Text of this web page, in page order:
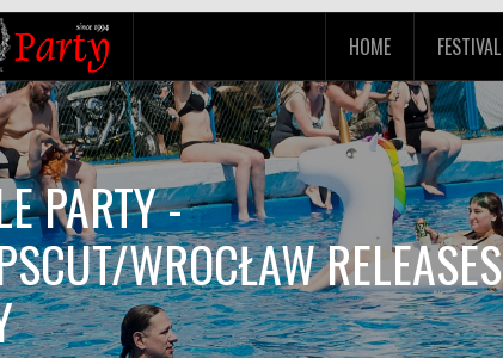
HOME FESTIVAL
PARTY -
WROCŁAW RELEASES